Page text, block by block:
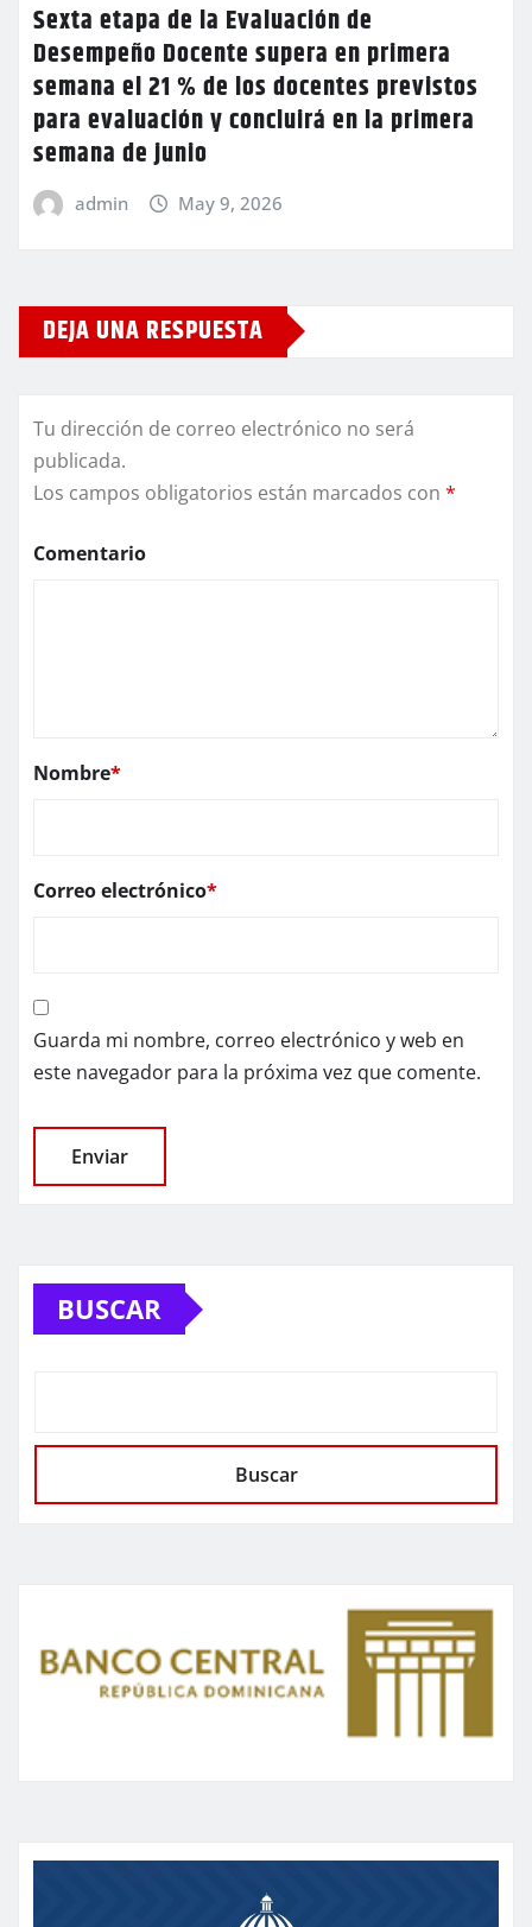
Sexta etapa de la Evaluación de
Desempeño Docente supera en primera
semana el 21 % de los docentes previstos
para evaluación y concluirá en la primera
semana de junio
admin May 9, 2026
DEJA UNA RESPUESTA
Tu dirección de correo electrónico no será
publicada.
Los campos obligatorios están marcados con *
Comentario
Nombre*
Correo electrónico*
Guarda mi nombre, correo electrónico y web en
este navegador para la próxima vez que comente.
BUSCAR
Buscar